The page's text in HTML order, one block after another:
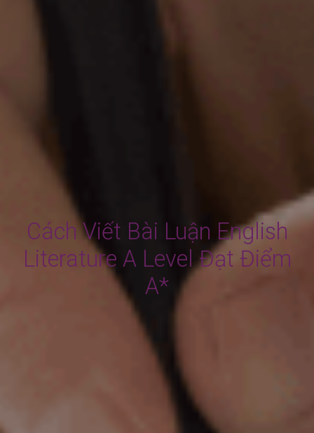
Cách Viết Bài Luận English
Literature A Level Đạt Điểm
A*